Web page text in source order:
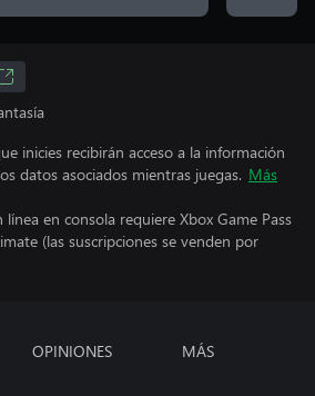
inicies recibirán acceso a la información
datos asociados mientras juegas. Más
en consola requiere Xbox Game Pass
(las suscripciones se venden por
OPINIONES MÁS